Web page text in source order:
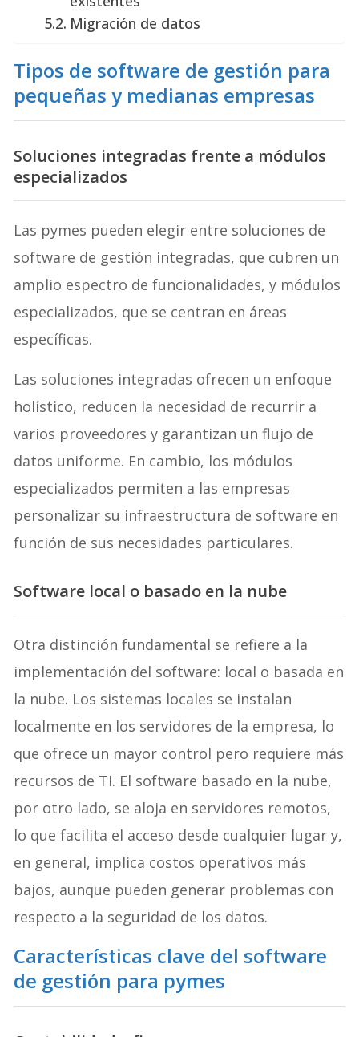
Migración de datos
Tipos de software de gestión para
pequeñas y medianas empresas
Soluciones integradas frente a módulos
especializados
Las pymes pueden elegir entre soluciones de
software de gestión integradas, que cubren un
amplio espectro de funcionalidades, y módulos
especializados, que se centran en áreas
específicas.
Las soluciones integradas ofrecen un enfoque
holístico, reducen la necesidad de recurrir a
varios proveedores y garantizan un flujo de
datos uniforme. En cambio, los módulos
especializados permiten a las empresas
personalizar su infraestructura de software en
función de sus necesidades particulares.
Software local o basado en la nube
Otra distinción fundamental se refiere a la
implementación del software: local o basada en
la nube. Los sistemas locales se instalan
localmente en los servidores de la empresa, lo
que ofrece un mayor control pero requiere más
recursos de TI. El software basado en la nube,
por otro lado, se aloja en servidores remotos,
lo que facilita el acceso desde cualquier lugar y,
en general, implica costos operativos más
bajos, aunque pueden generar problemas con
respecto a la seguridad de los datos.
Características clave del software
de gestión para pymes